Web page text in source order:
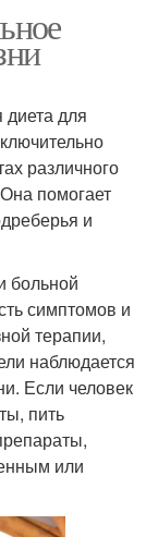
для
различного
помогает
и
больной
симптомов и
терапии,
наблюдается
Если человек
пить
или